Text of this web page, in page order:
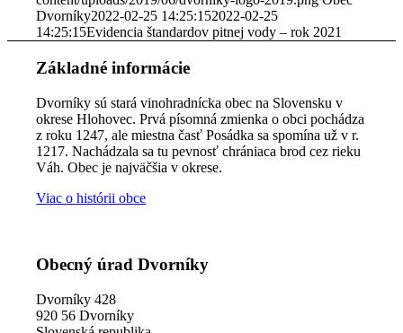
Dvorníky2022-02-25 14:25:152022-02-25
14:25:15Evidencia štandardov pitnej vody – rok 2021
Základné informácie
Dvorníky sú stará vinohradnícka obec na Slovensku v
okrese Hlohovec. Prvá písomná zmienka o obci pochádza
z roku 1247, ale miestna časť Posádka sa spomína už v r.
1217. Nachádzala sa tu pevnosť chrániaca brod cez rieku
Váh. Obec je najväčšia v okrese.
Viac o histórii obce
Obecný úrad Dvorníky
Dvorníky 428
920 56 Dvorníky